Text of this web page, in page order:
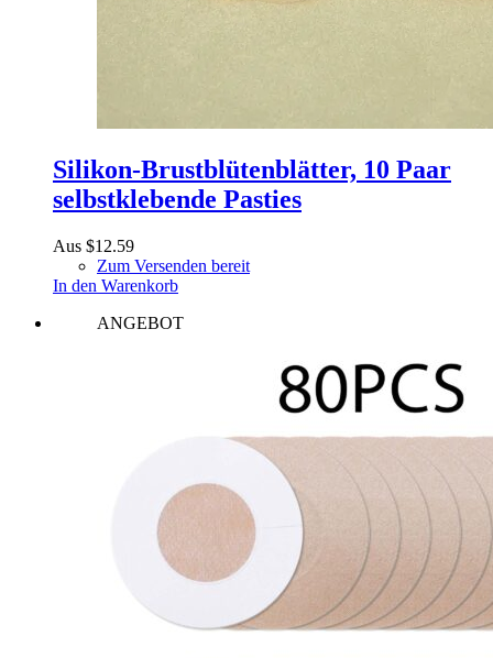
Silikon-Brustblütenblätter, 10 Paar
selbstklebende Pasties
Aus $12.59
Zum Versenden bereit
In den Warenkorb
ANGEBOT